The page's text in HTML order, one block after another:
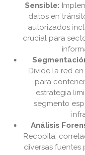
Sensible:
datos en
autorizados
crucial para
Divide la red
para
estrategia
segmento
Análisis
Recopila,
diversas